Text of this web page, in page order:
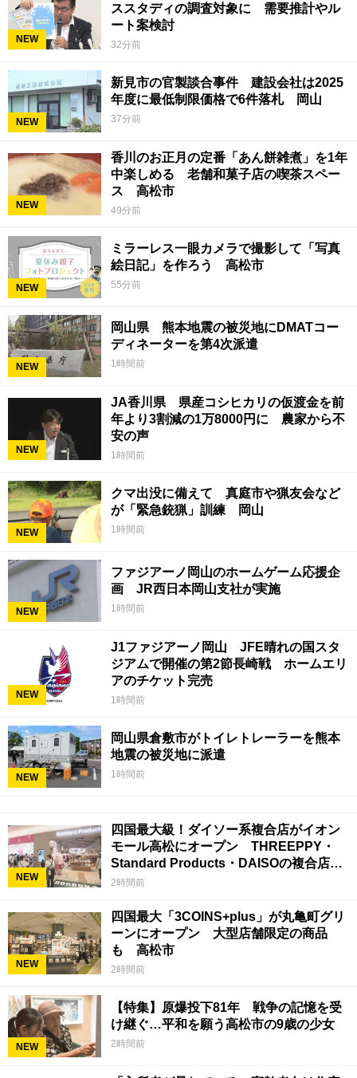
NEW
ススタディの調査対象に 需要推計やル
ート案検討
32分前
NEW
新見市の官製談合事件 建設会社は2025
年度に最低制限価格で6件落札 岡山
37分前
NEW
香川のお正月の定番「あん餅雑煮」を1年
中楽しめる 老舗和菓子店の喫茶スペー
ス 高松市
49分前
NEW
ミラーレス一眼カメラで撮影して「写真
絵日記」を作ろう 高松市
55分前
NEW
岡山県 熊本地震の被災地にDMATコー
ディネーターを第4次派遣
1時間前
NEW
JA香川県 県産コシヒカリの仮渡金を前
年より3割減の1万8000円に 農家から不
安の声
1時間前
NEW
クマ出没に備えて 真庭市や猟友会など
が「緊急銃猟」訓練 岡山
1時間前
NEW
ファジアーノ岡山のホームゲーム応援企
画 JR西日本岡山支社が実施
1時間前
NEW
J1ファジアーノ岡山 JFE晴れの国スタ
ジアムで開催の第2節長崎戦 ホームエリ
アのチケット完売
1時間前
NEW
岡山県倉敷市がトイレトレーラーを熊本
地震の被災地に派遣
1時間前
NEW
四国最大級！ダイソー系複合店がイオン
モール高松にオープン THREEPPY・
Standard Products・DAISOの複合店は
香川県初
2時間前
NEW
四国最大「3COINS+plus」が丸亀町グリ
ーンにオープン 大型店舗限定の商品
も 高松市
2時間前
NEW
【特集】原爆投下81年 戦争の記憶を受
け継ぐ…平和を願う高松市の9歳の少女
2時間前